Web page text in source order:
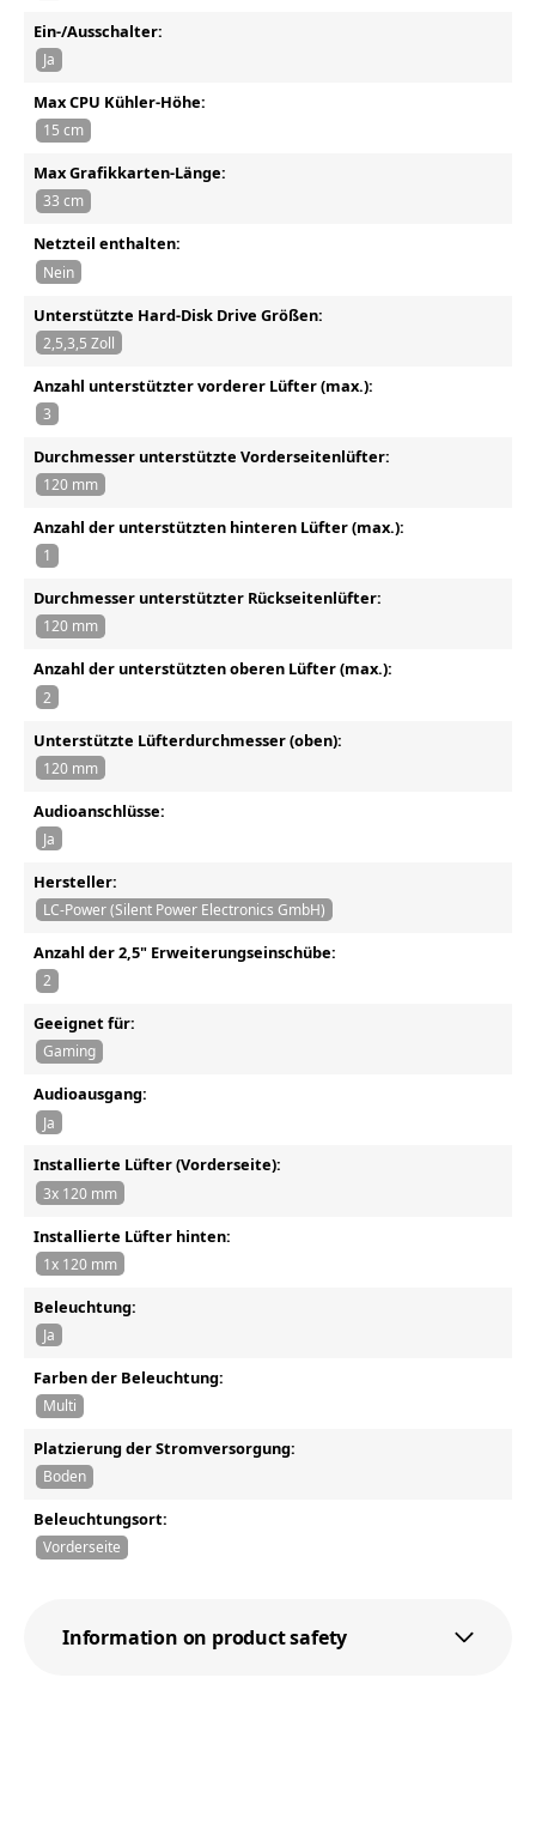
Ein-/Ausschalter:
Ja
Max CPU Kühler-Höhe:
15 cm
Max Grafikkarten-Länge:
33 cm
Netzteil enthalten:
Nein
Unterstützte Hard-Disk Drive Größen:
2,5,3,5 Zoll
Anzahl unterstützter vorderer Lüfter (max.):
3
Durchmesser unterstützte Vorderseitenlüfter:
120 mm
Anzahl der unterstützten hinteren Lüfter (max.):
1
Durchmesser unterstützter Rückseitenlüfter:
120 mm
Anzahl der unterstützten oberen Lüfter (max.):
2
Unterstützte Lüfterdurchmesser (oben):
120 mm
Audioanschlüsse:
Ja
Hersteller:
LC-Power (Silent Power Electronics GmbH)
Anzahl der 2,5" Erweiterungseinschübe:
2
Geeignet für:
Gaming
Audioausgang:
Ja
Installierte Lüfter (Vorderseite):
3x 120 mm
Installierte Lüfter hinten:
1x 120 mm
Beleuchtung:
Ja
Farben der Beleuchtung:
Multi
Platzierung der Stromversorgung:
Boden
Beleuchtungsort:
Vorderseite
Information on product safety